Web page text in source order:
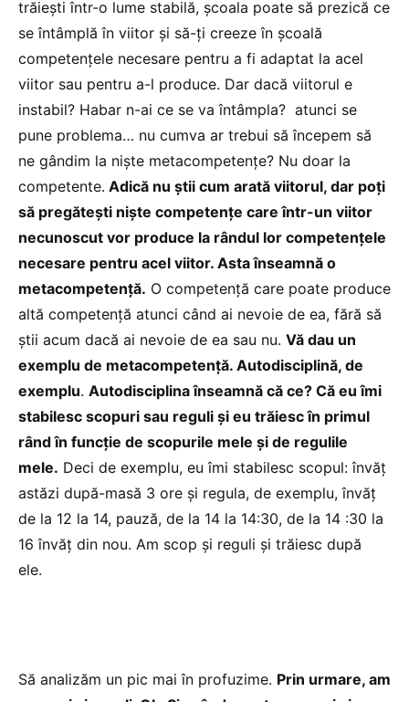
trăiești într-o lume stabilă, școala poate să prezică ce
se întâmplă în viitor și să-ți creeze în școală
competențele necesare pentru a fi adaptat la acel
viitor sau pentru a-l produce. Dar dacă viitorul e
instabil? Habar n-ai ce se va întâmpla? atunci se
pune problema… nu cumva ar trebui să începem să
ne gândim la niște metacompetențe? Nu doar la
competente. Adică nu știi cum arată viitorul, dar poți
să pregătești niște competențe care într-un viitor
necunoscut vor produce la rândul lor competențele
necesare pentru acel viitor. Asta înseamnă o
metacompetență. O competență care poate produce
altă competență atunci când ai nevoie de ea, fără să
știi acum dacă ai nevoie de ea sau nu. Vă dau un
exemplu de metacompetență. Autodisciplină, de
exemplu. Autodisciplina înseamnă că ce? Că eu îmi
stabilesc scopuri sau reguli și eu trăiesc în primul
rând în funcție de scopurile mele și de regulile
mele. Deci de exemplu, eu îmi stabilesc scopul: învăț
astăzi după-masă 3 ore și regula, de exemplu, învăț
de la 12 la 14, pauză, de la 14 la 14:30, de la 14 :30 la
16 învăț din nou. Am scop și reguli și trăiesc după
ele.
Să analizăm un pic mai în profuzime. Prin urmare, am